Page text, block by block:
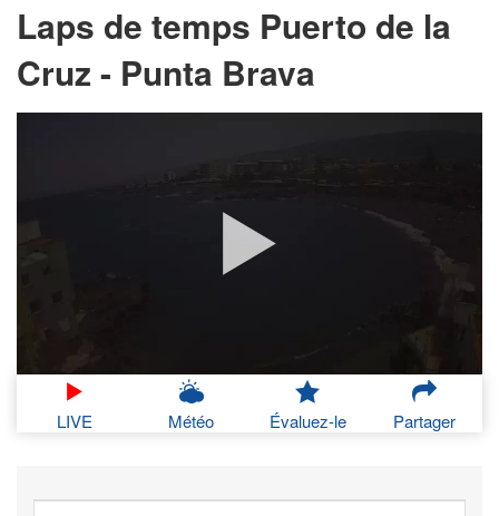
Laps de temps Puerto de la
Cruz - Punta Brava
LIVE Météo Évaluez-le Partager